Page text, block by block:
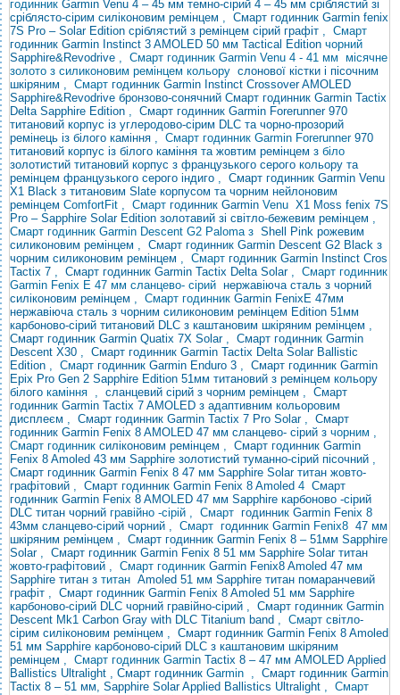
годинник Garmin Venu 4 – 45 мм темно-сірий 4 – 45 мм сріблястий зі
сріблясто-сірим силіконовим ремінцем , Смарт годинник Garmin fenix
7S Pro – Solar Edition сріблястий з ремінцем сірий графіт , Смарт
годинник Garmin Instinct 3 AMOLED 50 мм Tactical Edition чорний
Sapphire&Revodrive , Смарт годинник Garmin Venu 4 - 41 мм місячне
золото з силиконовим ремінцем кольору слонової кістки і пісочним
шкіряним , Смарт годинник Garmin Instinct Crossover AMOLED
Sapphire&Revodrive бронзово-сонячний Смарт годинник Garmin Tactix
Delta Sapphire Edition , Смарт годинник Garmin Forerunner 970
титановий корпус із углеродово-сірим DLC та чорно-прозорий
ремінець із білого каміння , Смарт годинник Garmin Forerunner 970
титановий корпус із білого каміння та жовтим ремінцем з біло
золотистий титановий корпус з французького серого кольору та
ремінцем французького серого індиго , Смарт годинник Garmin Venu
X1 Black з титановим Slate корпусом та чорним нейлоновим
ремінцем ComfortFit , Смарт годинник Garmin Venu X1 Moss fenix 7S
Pro – Sapphire Solar Edition золотавий зі світло-бежевим ремінцем ,
Смарт годинник Garmin Descent G2 Paloma з Shell Pink рожевим
силиконовим ремінцем , Смарт годинник Garmin Descent G2 Black з
чорним силиконовим ремінцем , Смарт годинник Garmin Instinct Cros
Tactix 7 , Смарт годинник Garmin Tactix Delta Solar , Смарт годинник
Garmin Fenix ​​E 47 мм сланцево- сірий нержавіюча сталь з чорний
силіконовим ремінцем , Смарт годинник Garmin Fenix​​E 47мм
нержавіюча сталь з чорним силиконовим ремінцем Edition 51мм
карбоново-сірий титановий DLC з каштановим шкіряним ремінцем ,
Смарт годинник Garmin Quatix 7X Solar , Смарт годинник Garmin
Descent X30 , Смарт годинник Garmin Tactix Delta Solar Ballistic
Edition , Смарт годинник Garmin Enduro 3 , Смарт годинник Garmin
Epix Pro Gen 2 Sapphire Edition 51мм титановий з ремінцем кольору
білого каміння , сланцевий сірий з чорним ремінцем , Смарт
годинник Garmin Tactix 7 AMOLED з адаптивним кольоровим
дисплеєм , Смарт годинник Garmin Tactix 7 Pro Solar , Смарт
годинник Garmin Fenix ​​8 AMOLED 47 мм сланцево- сірий з чорним ,
Смарт годинник силіконовим ремінцем , Смарт годинник Garmin
Fenix ​​8 Amoled 43 мм Sapphire золотистий туманно-сірий пісочний ,
Смарт годинник Garmin Fenix ​​8 47 мм Sapphire Solar титан жовто-
графітовий , Смарт годинник Garmin Fenix ​​8 Amoled 4 Смарт
годинник Garmin Fenix ​​8 AMOLED 47 мм Sapphire карбоново -сірий
DLC титан чорний гравійно -сірій , Смарт годинник Garmin Fenix ​​8
43мм сланцево-сірий чорний , Смарт годинник Garmin Fenix ​​8 47 мм
шкіряним ремінцем , Смарт годинник Garmin Fenix ​​8 – 51мм Sapphire
Solar , Смарт годинник Garmin Fenix ​​8 51 мм Sapphire Solar титан
жовто-графітовий , Смарт годинник Garmin Fenix​​8 Amoled 47 мм
Sapphire титан з титан Amoled 51 мм Sapphire титан помаранчевий
графіт , Смарт годинник Garmin Fenix ​​8 Amoled 51 мм Sapphire
карбоново-сірий DLC чорний гравійно-сірий , Смарт годинник Garmin
Descent Mk1 Carbon Gray with DLC Titanium band , Смарт світло-
сірим силіконовим ремінцем , Смарт годинник Garmin Fenix ​​8 Amoled
51 мм Sapphire карбоново-сірий DLC з каштановим шкіряним
ремінцем , Смарт годинник Garmin Tactix 8 – 47 мм AMOLED Applied
Ballistics Ultralight , Смарт годинник Garmin , Смарт годинник Garmin
Tactix 8 – 51 мм, Sapphire Solar Applied Ballistics Ultralight , Смарт